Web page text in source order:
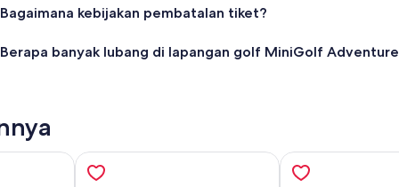
Bagaimana kebijakan pembatalan tiket?
Berapa banyak lubang di lapangan golf MiniGolf Adventure